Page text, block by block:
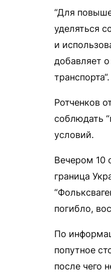
“Для
уделяться
и
добавляет
Ротченков
соблюдать
условий.
Вечером 10
граница
погибло,
По
попутное
после чего